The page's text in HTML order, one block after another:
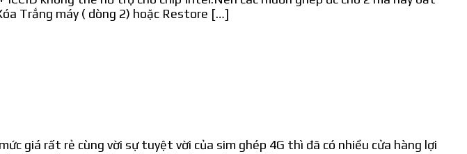
Trắng máy ( dòng 2) hoặc Restore […]
giá rất rẻ cùng vời sự tuyệt vời của sim ghép 4G thì đã có nhiều cửa hàng lợi